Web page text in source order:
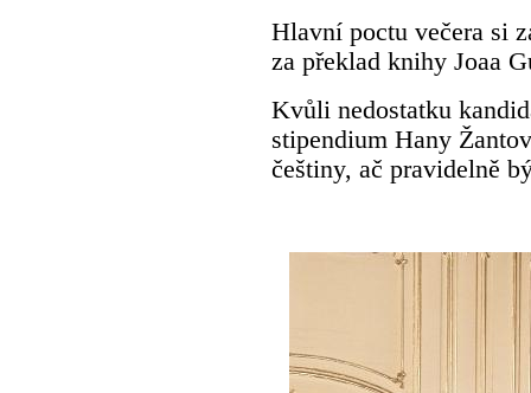
Hlavní poctu večera si
za překlad knihy Joaa
Kvůli nedostatku
stipendium Hany
češtiny, ač pravidelně